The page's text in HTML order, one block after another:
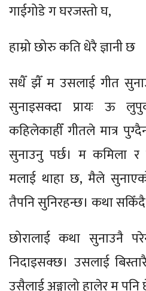
गाईगोडे ग घरजस्तो घ,
हाम्रो छोरु कति धेरै ज्ञानी छ
सधैँ झैँ म उसलाई गीत
सुनाइसक्दा प्रायः ऊ
कहिलेकाहीँ गीतले मात्र
सुनाउनु पर्छ। म कमिला
मलाई थाहा छ, मैले
तैपनि सुनिरहन्छ। कथा
छोरालाई कथा सुनाउनै
निदाइसक्छ। उसलाई